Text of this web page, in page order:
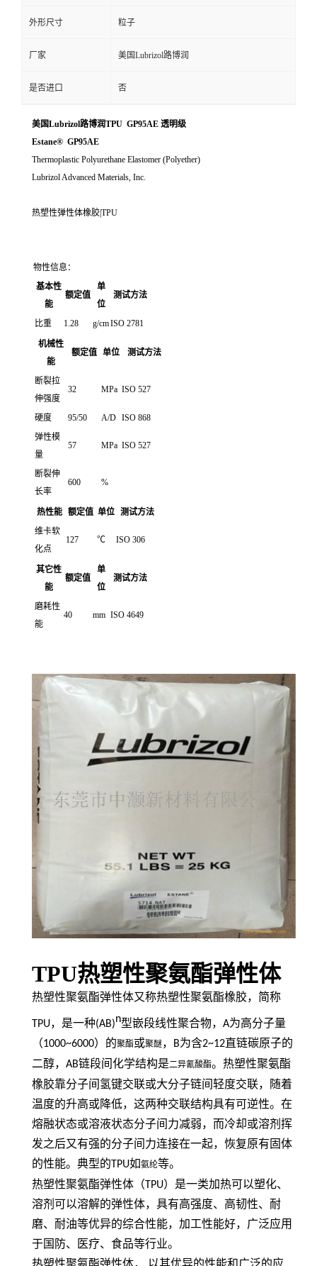
外形尺寸 粒子
厂家 美国Lubrizol路博润
是否进口 否
美国Lubrizol路博润TPU GP95AE 透明级
Estane® GP95AE
Thermoplastic Polyurethane Elastomer (Polyether)
Lubrizol Advanced Materials, Inc.
热塑性弹性体橡胶|TPU
物性信息：
基本性
能
额定值
单
位
测试方法
比重 1.28 g/cmISO 2781
机械性
能
额定值 单位 测试方法
断裂拉
伸强度
32 MPa ISO 527
硬度 95/50 A/D ISO 868
弹性模
量
57 MPa ISO 527
断裂伸
长率
600 %
热性能 额定值 单位
测试方法
维卡软
化点
127 ℃ ISO 306
其它性
能
额定值
单
位
测试方法
磨耗性
能
40 mm ISO 4649
TPU热塑性聚氨酯弹性体
热塑性聚氨酯弹性体又称热塑性聚氨酯橡胶，简称
TPU，是一种(AB)n型嵌段线性聚合物， A为高分子量
（1000~6000）的聚酯或聚醚， B为含2~12 直链碳原子的
二醇， AB链段间化学结构是二异氰酸酯。热塑性聚氨酯
橡胶靠分子间氢键交联或大分子链间轻度交联，随着
温度的升高或降低，这两种交联结构具有可逆性。在
熔融状态或溶液状态分子间力减弱，而冷却或溶剂挥
发之后又有强的分子间力连接在一起，恢复原有固体
的性能。典型的TPU如氨纶等。
热塑性聚氨酯弹性体（TPU）是一类加热可以塑化、
溶剂可以溶解的弹性体，具有高强度、高韧性、耐
磨、耐油等优异的综合性能，加工性能好，广泛应用
于国防、医疗、食品等行业。